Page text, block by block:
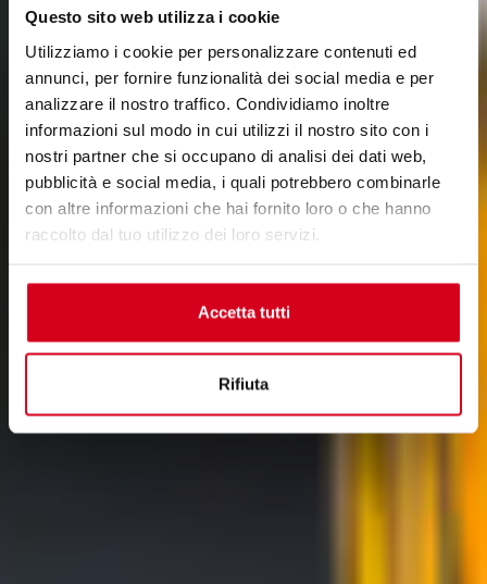
Questo sito web utilizza i cookie
Utilizziamo i cookie per personalizzare contenuti ed
annunci, per fornire funzionalità dei social media e per
analizzare il nostro traffico. Condividiamo inoltre
informazioni sul modo in cui utilizzi il nostro sito con i
nostri partner che si occupano di analisi dei dati web,
pubblicità e social media, i quali potrebbero combinarle
con altre informazioni che hai fornito loro o che hanno
raccolto dal tuo utilizzo dei loro servizi.
Accetta tutti
Rifiuta